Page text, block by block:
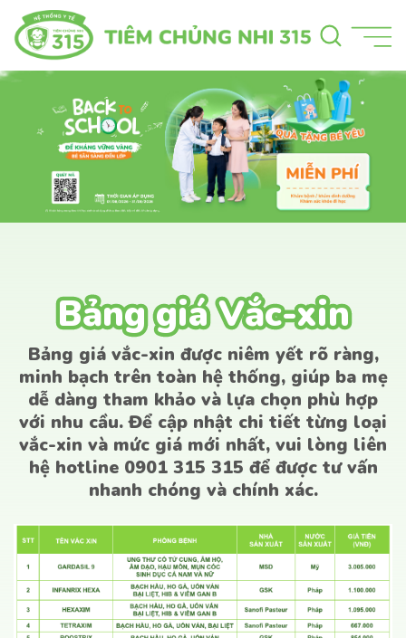
Bảng giá Vắc-xin
Bảng giá Vắc-xin
Bảng giá vắc-xin được niêm yết rõ ràng,
minh bạch trên toàn hệ thống, giúp ba mẹ
dễ dàng tham khảo và lựa chọn phù hợp
với nhu cầu. Để cập nhật chi tiết từng loại
vắc-xin và mức giá mới nhất, vui lòng liên
hệ hotline 0901 315 315 để được tư vấn
nhanh chóng và chính xác.